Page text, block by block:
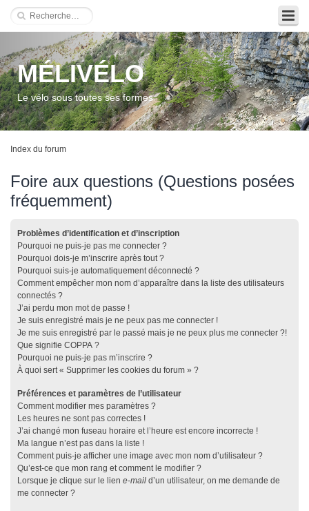
MÉLIVÉLO
Le vélo sous toutes ses formes
Index du forum
Foire aux questions (Questions posées
fréquemment)
Problèmes d’identification et d’inscription
Pourquoi ne puis-je pas me connecter ?
Pourquoi dois-je m’inscrire après tout ?
Pourquoi suis-je automatiquement déconnecté ?
Comment empêcher mon nom d’apparaître dans la liste des utilisateurs
connectés ?
J’ai perdu mon mot de passe !
Je suis enregistré mais je ne peux pas me connecter !
Je me suis enregistré par le passé mais je ne peux plus me connecter ?!
Que signifie COPPA ?
Pourquoi ne puis-je pas m’inscrire ?
À quoi sert « Supprimer les cookies du forum » ?
Préférences et paramètres de l’utilisateur
Comment modifier mes paramètres ?
Les heures ne sont pas correctes !
J’ai changé mon fuseau horaire et l’heure est encore incorrecte !
Ma langue n’est pas dans la liste !
Comment puis-je afficher une image avec mon nom d’utilisateur ?
Qu’est-ce que mon rang et comment le modifier ?
Lorsque je clique sur le lien e-mail d’un utilisateur, on me demande de
me connecter ?